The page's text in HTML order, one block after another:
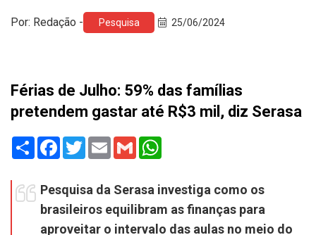
Por: Redação - Pesquisa 25/06/2024
Férias de Julho: 59% das famílias
pretendem gastar até R$3 mil, diz Serasa
Share Facebook
TwitterEmail Gmail
Pesquisa da Serasa investiga como os
brasileiros equilibram as finanças para
aproveitar o intervalo das aulas no meio do